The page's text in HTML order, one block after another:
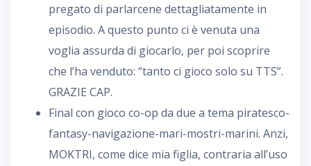
pregato di parlarcene dettagliatamente in
episodio. A questo punto ci è venuta una
voglia assurda di giocarlo, per poi scoprire
che l’ha venduto: “tanto ci gioco solo su TTS”.
GRAZIE CAP.
Final con gioco co-op da due a tema piratesco-
fantasy-navigazione-mari-mostri-marini. Anzi,
MOKTRI, come dice mia figlia, contraria all’uso